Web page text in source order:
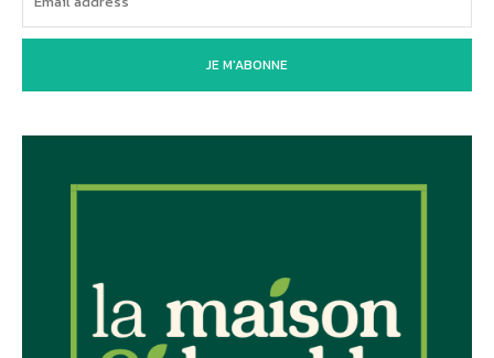
JE M'ABONNE